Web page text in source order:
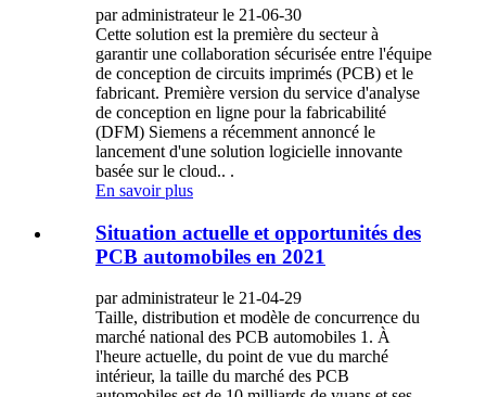
par administrateur le 21-06-30
Cette solution est la première du secteur à
garantir une collaboration sécurisée entre l'équipe
de conception de circuits imprimés (PCB) et le
fabricant. Première version du service d'analyse
de conception en ligne pour la fabricabilité
(DFM) Siemens a récemment annoncé le
lancement d'une solution logicielle innovante
basée sur le cloud.. .
En savoir plus
Situation actuelle et opportunités des
PCB automobiles en 2021
par administrateur le 21-04-29
Taille, distribution et modèle de concurrence du
marché national des PCB automobiles 1. À
l'heure actuelle, du point de vue du marché
intérieur, la taille du marché des PCB